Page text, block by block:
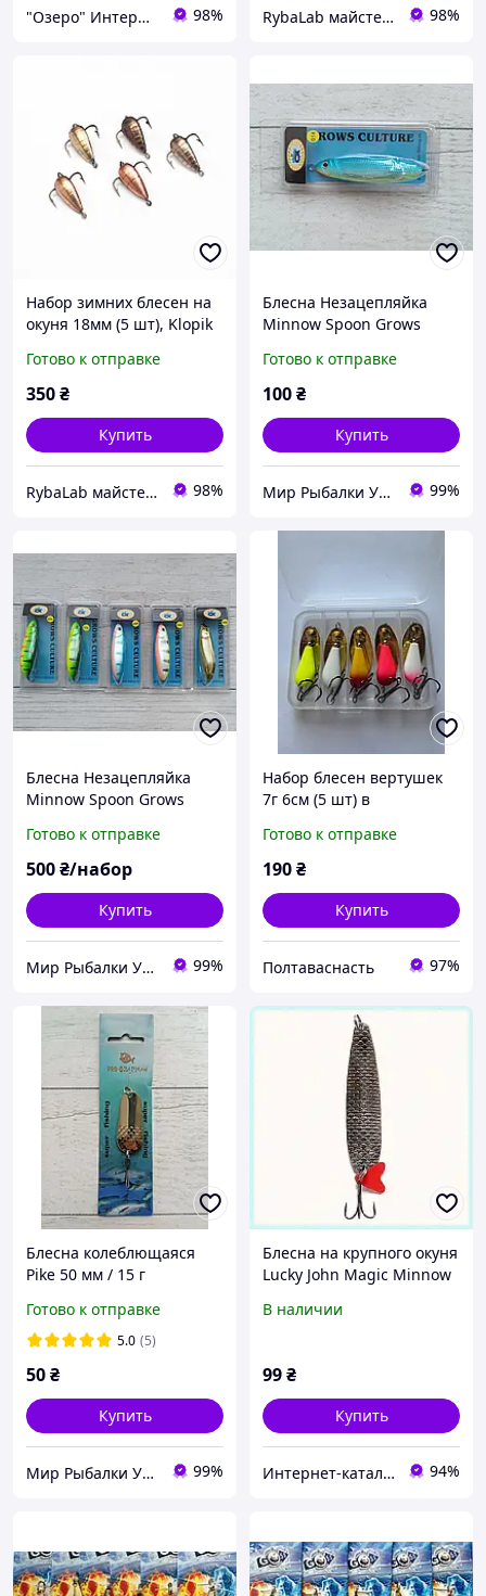
"Озеро" Интернет-магазин 98% RybaLab майстерня снастей 98%
Набор зимних блесен на
окуня 18мм (5 шт), Klopik
Готово к отправке
350₴
Купить
RybaLab майстерня снастей 98%
Блесна Незацепляйка
Minnow Spoon Grows
щуку и окуня
Готово к отправке
100₴
Купить
Мир Рыбалки Украина 99%
Блесна Незацепляйка
Minnow Spoon Grows
щуку и окуня (Набор 5шт)
Готово к отправке
500₴/набор
Купить
Мир Рыбалки Украина 99%
Набор блесен вертушек
7г 6см (5 шт) в
приманки на щуку и
окуня
Готово к отправке
190₴
Купить
Полтаваснасть 97%
Блесна колеблющаяся
Pike 50 мм / 15 г
на щуку, окуня и судака
Готово к отправке
5.0 (5)
50₴
Купить
Мир Рыбалки Украина 99%
Блесна на крупного окуня
Lucky John Magic Minnow
В наличии
99₴
Купить
Интернет-каталог скидок "Профит плюс" 94%